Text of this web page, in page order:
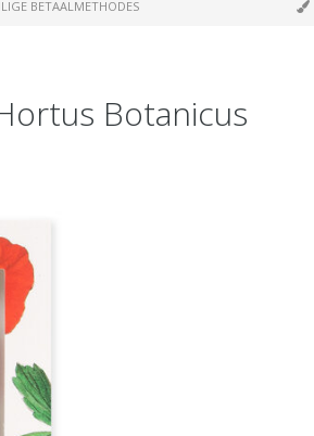
BETAALMETHODES
Botanicus